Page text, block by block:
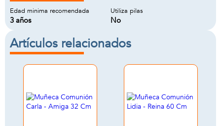
Edad minima recomendada
3 años
Utiliza pilas
No
Artículos relacionados